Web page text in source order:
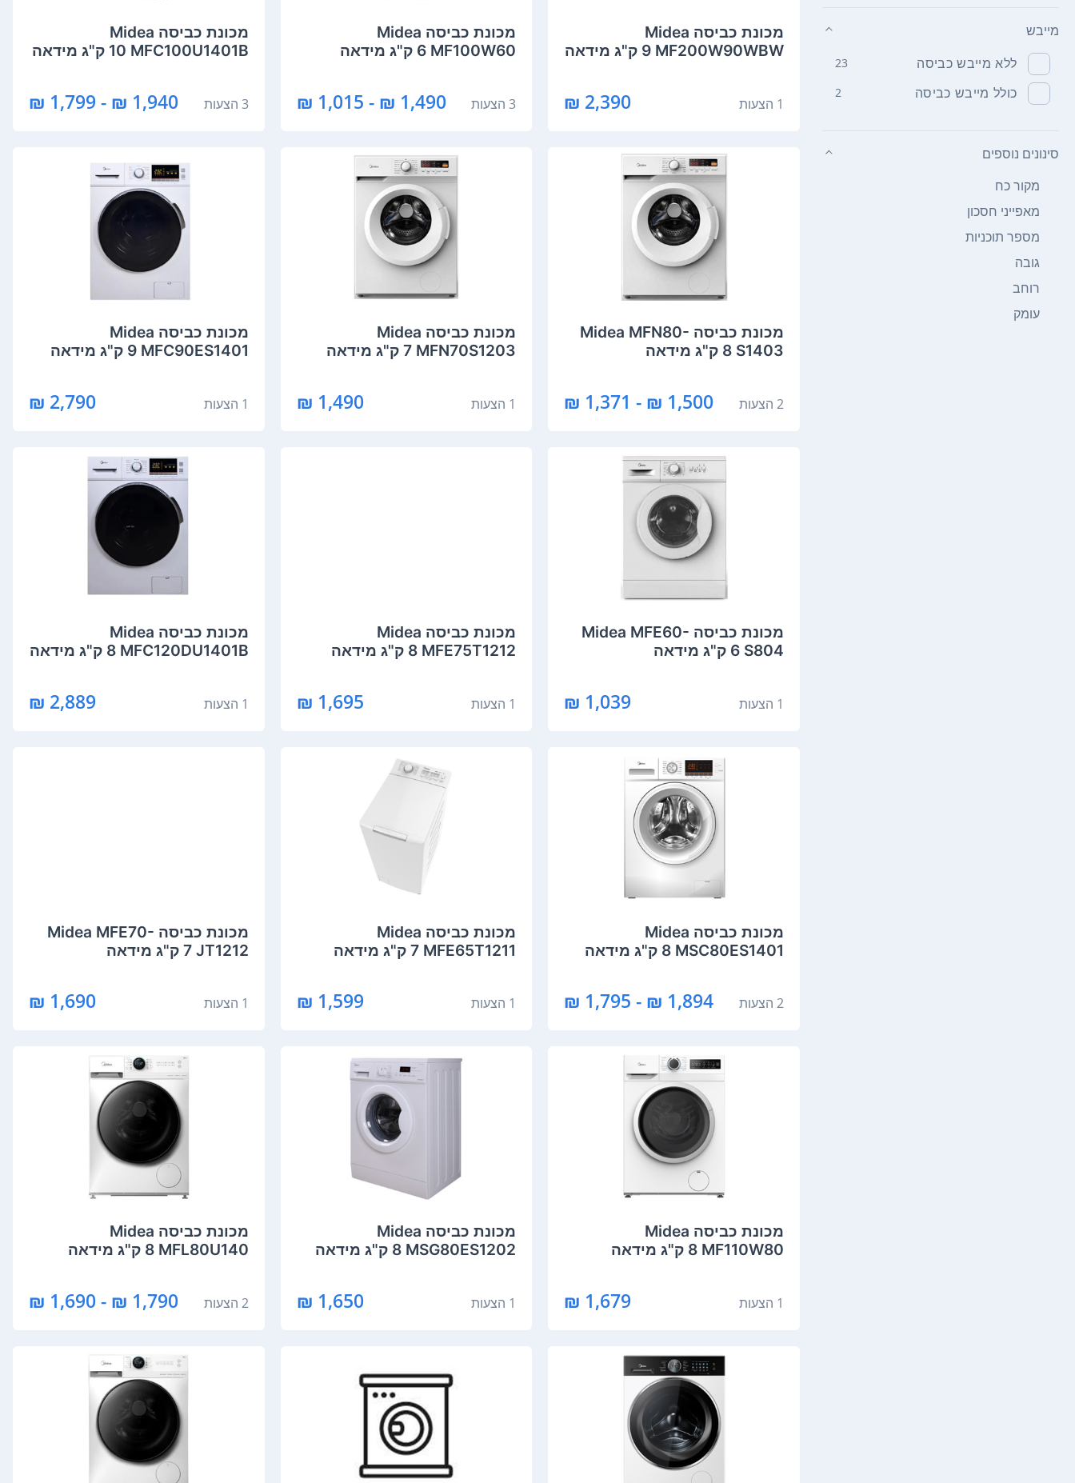
מייבש
ללא מייבש כביסה 23
כולל מייבש כביסה 2
סינונים נוספים
מקור כח
מאפייני חסכון
מספר תוכניות
גובה
רוחב
עומק
מכונת כביסה Midea
MF200W90WBW ‏9 ‏ק"ג מידאה
1 הצעות 2,390 ₪
מכונת כביסה Midea
MF100W60 ‏6 ‏ק"ג מידאה
3 הצעות 1,490 ₪ - 1,015 ₪
מכונת כביסה Midea
MFC100U1401B ‏10 ‏ק"ג מידאה
3 הצעות 1,940 ₪ - 1,799 ₪
מכונת כביסה Midea MFN80-
S1403 ‏8 ‏ק"ג מידאה
2 הצעות 1,500 ₪ - 1,371 ₪
מכונת כביסה Midea
MFN70S1203 ‏7 ‏ק"ג מידאה
1 הצעות 1,490 ₪
מכונת כביסה Midea
MFC90ES1401 ‏9 ‏ק"ג מידאה
1 הצעות 2,790 ₪
מכונת כביסה Midea MFE60-
S804 ‏6 ‏ק"ג מידאה
1 הצעות 1,039 ₪
מכונת כביסה Midea
MFE75T1212 ‏8 ‏ק"ג מידאה
1 הצעות 1,695 ₪
מכונת כביסה Midea
MFC120DU1401B ‏8 ‏ק"ג מידאה
1 הצעות 2,889 ₪
מכונת כביסה Midea
MSC80ES1401 ‏8 ‏ק"ג מידאה
2 הצעות 1,894 ₪ - 1,795 ₪
מכונת כביסה Midea
MFE65T1211 ‏7 ‏ק"ג מידאה
1 הצעות 1,599 ₪
מכונת כביסה Midea MFE70-
JT1212 ‏7 ‏ק"ג מידאה
1 הצעות 1,690 ₪
מכונת כביסה Midea
MF110W80 ‏8 ‏ק"ג מידאה
1 הצעות 1,679 ₪
מכונת כביסה Midea
MSG80ES1202 ‏8 ‏ק"ג מידאה
1 הצעות 1,650 ₪
מכונת כביסה Midea
MFL80U140 ‏8 ‏ק"ג מידאה
2 הצעות 1,790 ₪ - 1,690 ₪